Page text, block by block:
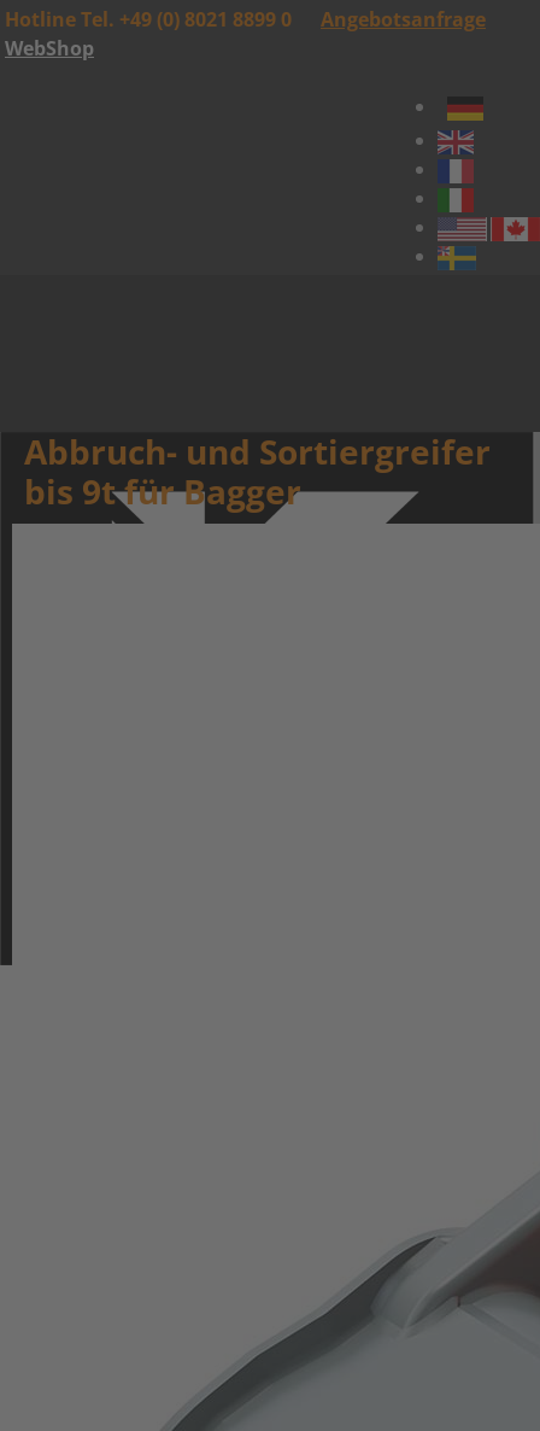
Hotline Tel. +49 (0) 8021 8899 0
Angebotsanfrage
WebShop
Abbruch- und Sortiergreifer
bis 9t für Bagger